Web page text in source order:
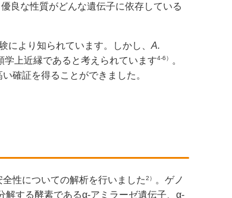
良な性質がどんな遺伝子に依存している
より知られています。しかし、 A.
学上近縁であると考えられています4-6）
。
い確証を得ることができました。
性についての解析を行いました2）
。ゲノ
する酵素であるα-アミラーゼ遺伝子、α-